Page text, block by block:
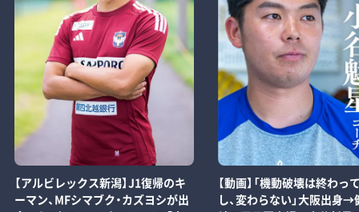
【アルビレックス新潟】J1復帰のキ
ーマン、MFシマブク・カズヨシが出
【動画】「機動破壊は終わっ
し、変わらない」大阪出身→